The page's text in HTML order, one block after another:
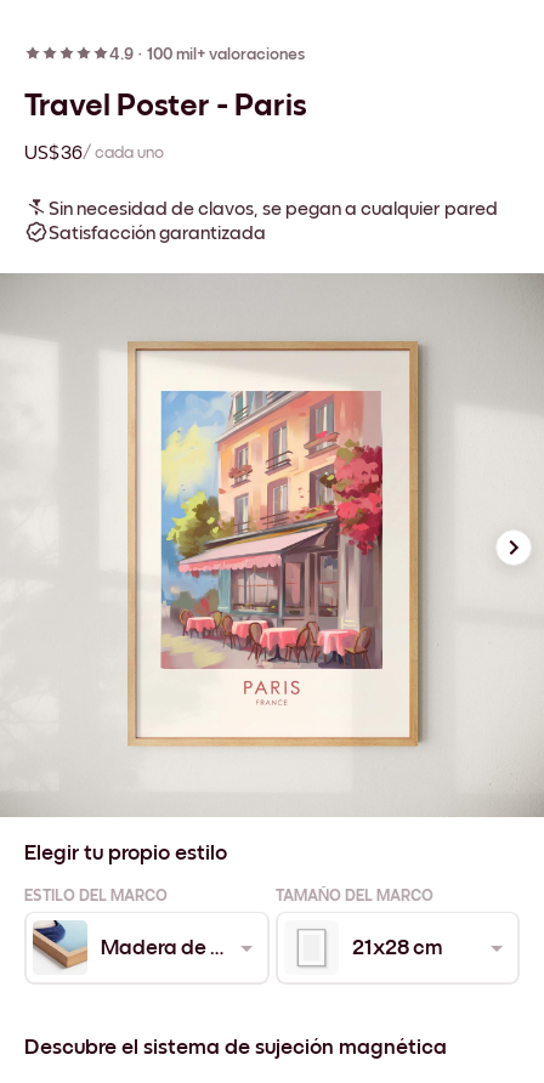
4.9 · 100 mil+ valoraciones
Travel Poster - Paris
US$36/ cada uno
Sin necesidad de clavos, se pegan a cualquier pared
Satisfacción garantizada
Elegir tu propio estilo
ESTILO DEL MARCO TAMAÑO DEL MARCO
Madera de Roble 21x28 cm
Descubre el sistema de sujeción magnética